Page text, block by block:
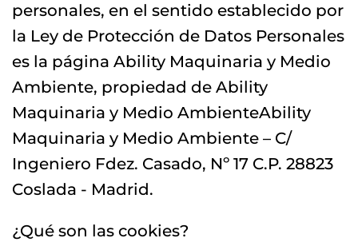
personales, en el sentido establecido por
la Ley de Protección de Datos Personales
es la página Ability Maquinaria y Medio
Ambiente, propiedad de Ability
Maquinaria y Medio AmbienteAbility
Maquinaria y Medio Ambiente – C/
Ingeniero Fdez. Casado, Nº 17 C.P. 28823
Coslada - Madrid.
¿Qué son las cookies?